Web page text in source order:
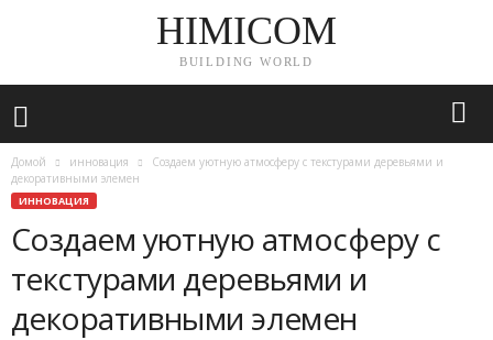
HIMICOM
BUILDING WORLD
Домой инновация
Создаем уютную атмосферу с текстурами деревьями и
декоративными элемен
ИННОВАЦИЯ
Создаем уютную атмосферу с
текстурами деревьями и
декоративными элемен